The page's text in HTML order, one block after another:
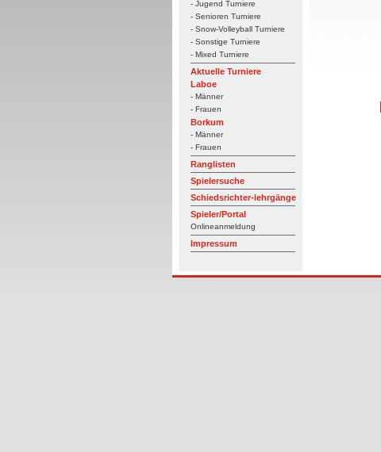
- Jugend Turniere
- Senioren Turniere
- Snow-Volleyball Turniere
- Sonstige Turniere
- Mixed Turniere
Aktuelle Turniere
Laboe
- Männer
- Frauen
Borkum
- Männer
- Frauen
Ranglisten
Spielersuche
Schiedsrichter-lehrgänge
Spieler/Portal
Onlineanmeldung
Impressum